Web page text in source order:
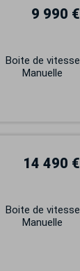
9 990 €
Boite de vitesse
Manuelle
14 490 €
Boite de vitesse
Manuelle